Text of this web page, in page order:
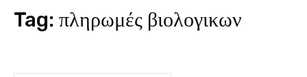
Tag: πληρωμές βιολογικων